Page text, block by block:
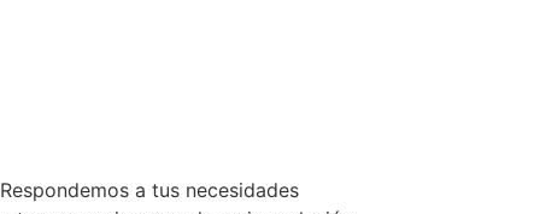
Respondemos a tus necesidades